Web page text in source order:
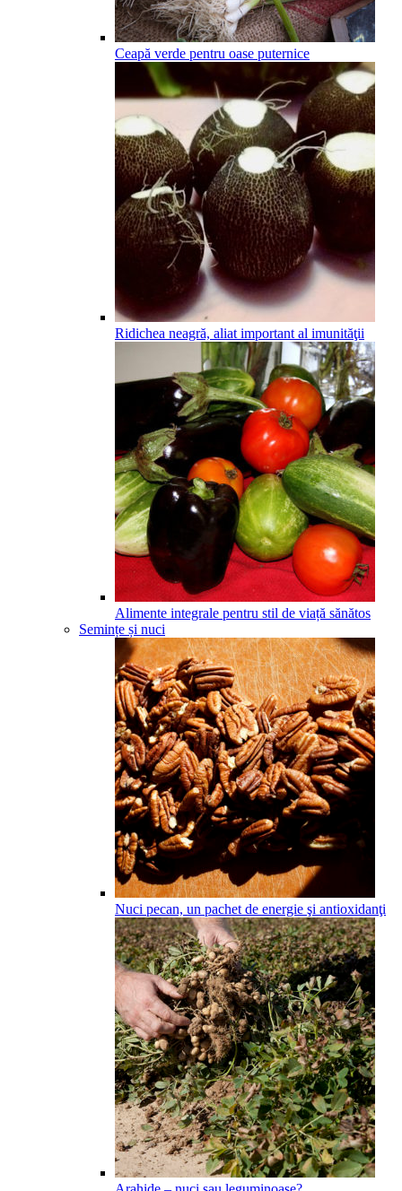
Ceapă verde pentru oase puternice
Ridichea neagră, aliat important al imunităţii
Alimente integrale pentru stil de viață sănătos
Semințe și nuci
Nuci pecan, un pachet de energie şi antioxidanţi